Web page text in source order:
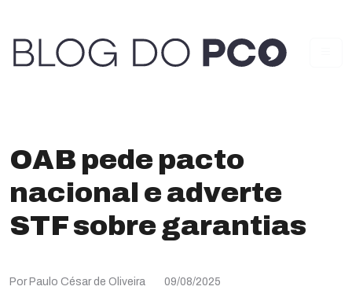
OAB pede pacto
nacional e adverte
STF sobre garantias
Por Paulo César de Oliveira 09/08/2025